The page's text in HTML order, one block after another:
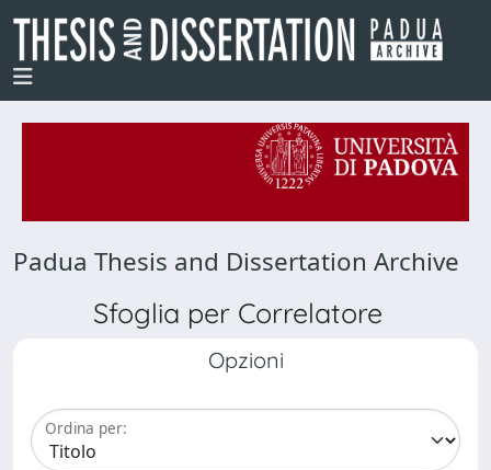
Padua Thesis and Dissertation Archive
Sfoglia per Correlatore
Opzioni
Ordina per: